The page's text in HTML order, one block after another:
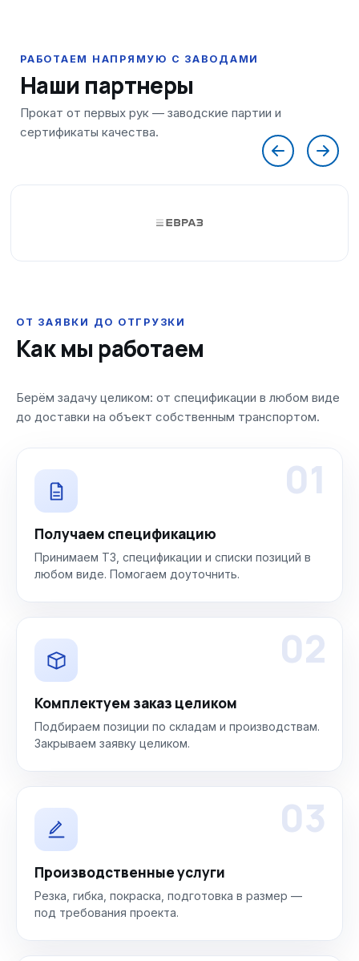
Наши партнеры
ОТ ЗАЯВКИ ДО ОТГРУЗКИ
Как мы работаем
Берём задачу целиком: от спецификации в любом виде
до доставки на объект собственным транспортом.
01
Получаем спецификацию
Принимаем ТЗ, спецификации и списки позиций в
любом виде. Помогаем доуточнить.
02
Комплектуем заказ целиком
Подбираем позиции по складам и производствам.
Закрываем заявку целиком.
03
Производственные услуги
Резка, гибка, покраска, подготовка в размер —
под требования проекта.